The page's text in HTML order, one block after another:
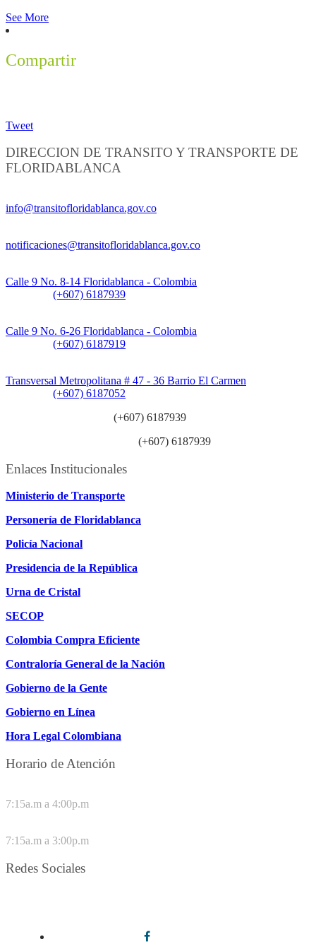
See More
Compartir
Tweet
DIRECCION DE TRANSITO Y TRANSPORTE DE
FLORIDABLANCA
info@transitofloridablanca.gov.co
notificaciones@transitofloridablanca.gov.co
Calle 9 No. 8-14 Floridablanca - Colombia
(+607) 6187939
Calle 9 No. 6-26 Floridablanca - Colombia
(+607) 6187919
Transversal Metropolitana # 47 - 36 Barrio El Carmen
(+607) 6187052
(+607) 6187939
(+607) 6187939
Enlaces Institucionales
Ministerio de Transporte
Personería de Floridablanca
Policía Nacional
Presidencia de la República
Urna de Cristal
SECOP
Colombia Compra Eficiente
Contraloría General de la Nación
Gobierno de la Gente
Gobierno en Línea
Hora Legal Colombiana
Horario de Atención
7:15a.m a 4:00p.m
7:15a.m a 3:00p.m
Redes Sociales